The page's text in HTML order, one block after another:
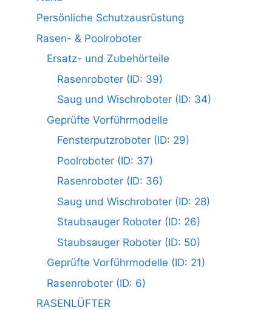
Persönliche Schutzausrüstung
Rasen- & Poolroboter
Ersatz- und Zubehörteile
Rasenroboter (ID: 39)
Saug und Wischroboter (ID: 34)
Geprüfte Vorführmodelle
Fensterputzroboter (ID: 29)
Poolroboter (ID: 37)
Rasenroboter (ID: 36)
Saug und Wischroboter (ID: 28)
Staubsauger Roboter (ID: 26)
Staubsauger Roboter (ID: 50)
Geprüfte Vorführmodelle (ID: 21)
Rasenroboter (ID: 6)
RASENLÜFTER